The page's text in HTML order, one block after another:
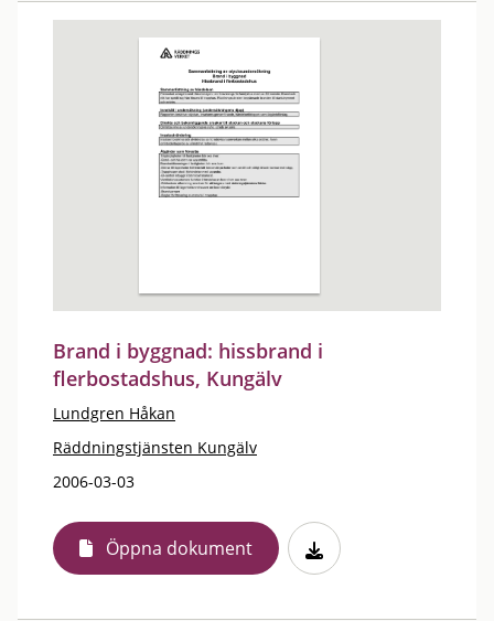
Brand i byggnad: hissbrand i
flerbostadshus, Kungälv
Lundgren Håkan
Räddningstjänsten Kungälv
2006-03-03
Öppna dokument